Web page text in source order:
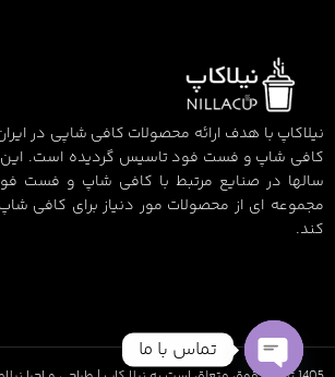
نیلاکاپ با هدف ارائه محصولات کافی شاپی در
کافی شاپ و فست فود تاسیس گردیده است. این
سالها در صنایع مرتبط با کافی شاپ و فست
مجموعه ای از محصولات مور دنیاز برای کافی
کند.
تماس با ما